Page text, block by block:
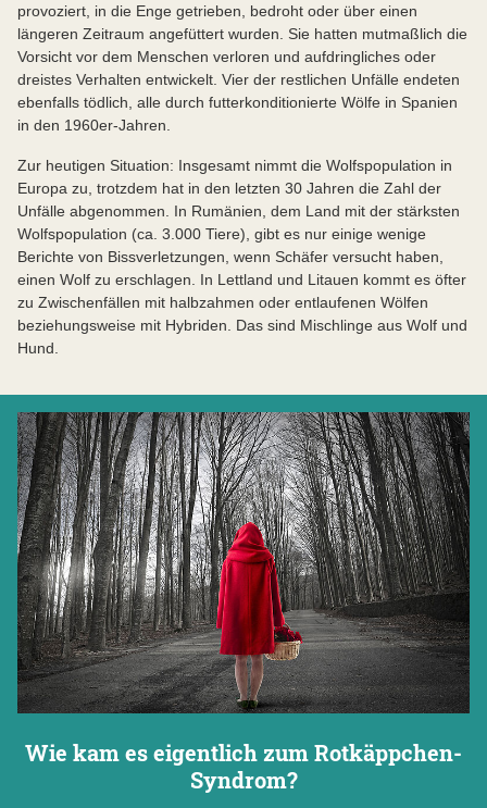
provoziert, in die Enge getrieben, bedroht oder über einen
längeren Zeitraum angefüttert wurden. Sie hatten mutmaßlich die
Vorsicht vor dem Menschen verloren und aufdringliches oder
dreistes Verhalten entwickelt. Vier der restlichen Unfälle endeten
ebenfalls tödlich, alle durch futterkonditionierte Wölfe in Spanien
in den 1960er-Jahren.
Zur heutigen Situation: Insgesamt nimmt die Wolfspopulation in
Europa zu, trotzdem hat in den letzten 30 Jahren die Zahl der
Unfälle abgenommen. In Rumänien, dem Land mit der stärksten
Wolfspopulation (ca. 3.000 Tiere), gibt es nur einige wenige
Berichte von Bissverletzungen, wenn Schäfer versucht haben,
einen Wolf zu erschlagen. In Lettland und Litauen kommt es öfter
zu Zwischenfällen mit halbzahmen oder entlaufenen Wölfen
beziehungsweise mit Hybriden. Das sind Mischlinge aus Wolf und
Hund.
Wie kam es eigentlich zum Rotkäppchen-
Syndrom?